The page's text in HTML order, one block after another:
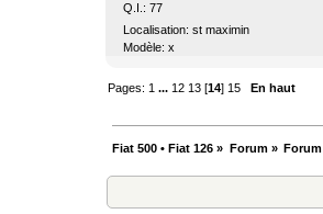
Q.I.: 77
Localisation: st maximin
Modèle: x
Pages: 1 ... 12 13 [14] 15 En haut
Fiat 500 • Fiat 126 » Forum»